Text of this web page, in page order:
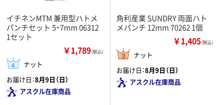
イチネンMTM 兼用型ハトメ
パンチセット 5・7mm 06312
1セット
￥1,789（税込）
ナット
お届け日：8月9日（日）
アスクル在庫商品
角利産業 SUNDRY 両面ハト
メパンチ 12mm 70262 1個
￥1,405（税込）
ナット
お届け日：8月9日（日）
アスクル在庫商品